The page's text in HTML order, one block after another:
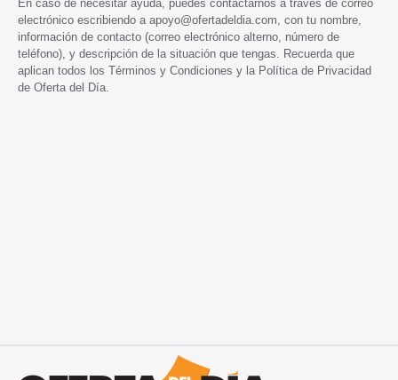
En caso de necesitar ayuda, puedes contactarnos a través de correo
electrónico escribiendo a apoyo@ofertadeldia.com , con tu nombre,
información de contacto (correo electrónico alterno, número de
teléfono), y descripción de la situación que tengas. Recuerda que
aplican todos los Términos y Condiciones y la Política de Privacidad
de Oferta del Día.